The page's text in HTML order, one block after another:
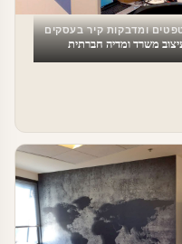
ומדבקות קיר בעסקים
משרד ומדיה חברתית